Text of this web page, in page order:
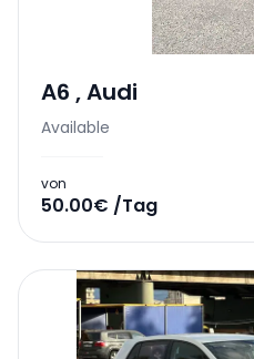
A6 ,Audi
Available
von
50.00€ /Tag